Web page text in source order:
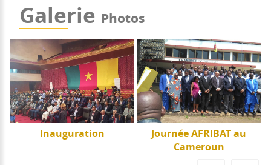
Galerie Photos
Inauguration
Journée AFRIBAT au
Cameroun